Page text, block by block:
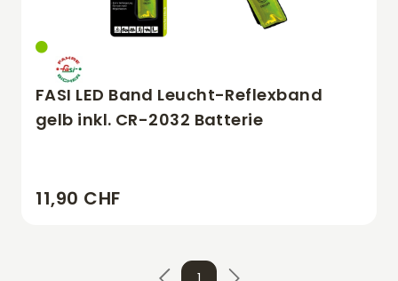
FASI LED Band Leucht-Reflexband
gelb inkl. CR-2032 Batterie
11,90 CHF